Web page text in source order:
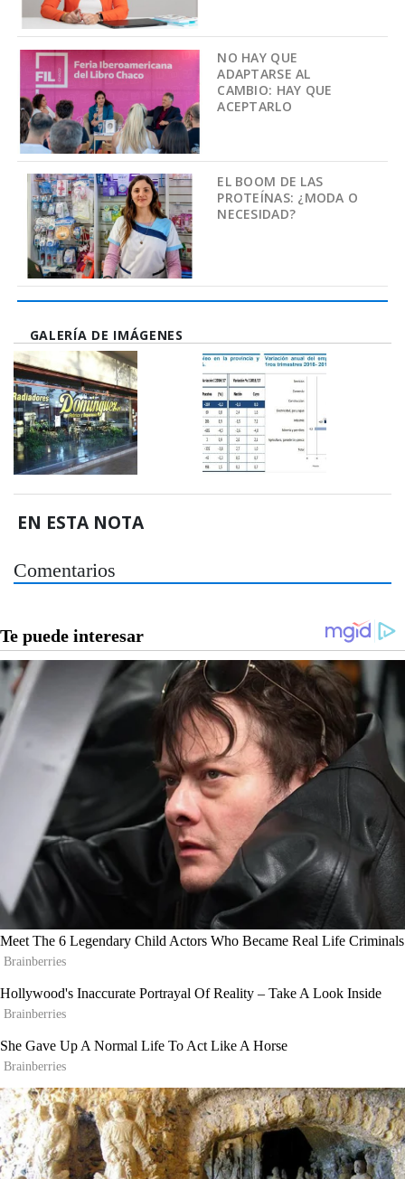
NO HAY QUE
ADAPTARSE AL
CAMBIO: HAY QUE
ACEPTARLO
EL BOOM DE LAS
PROTEÍNAS: ¿MODA O
NECESIDAD?
GALERÍA DE IMÁGENES
EN ESTA NOTA
Comentarios